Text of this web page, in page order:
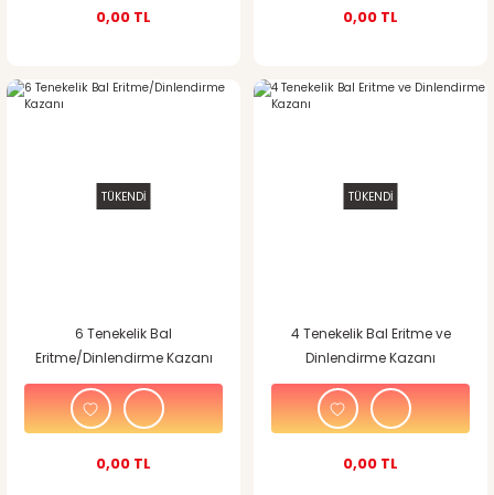
0,00 TL 0,00 TL
TÜKENDİ
6 Tenekelik Bal
Eritme/Dinlendirme Kazanı
0,00 TL
TÜKENDİ
4 Tenekelik Bal Eritme ve
Dinlendirme Kazanı
0,00 TL